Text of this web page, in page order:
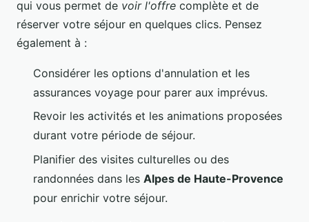
qui vous permet de voir l'offre complète et de
réserver votre séjour en quelques clics. Pensez
également à :
Considérer les options d'annulation et les
assurances voyage pour parer aux imprévus.
Revoir les activités et les animations proposées
durant votre période de séjour.
Planifier des visites culturelles ou des
randonnées dans les Alpes de Haute-Provence
pour enrichir votre séjour.